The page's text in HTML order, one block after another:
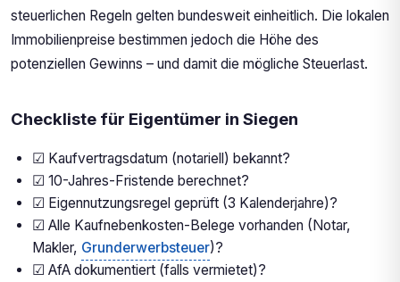
steuerlichen Regeln gelten bundesweit einheitlich. Die lokalen
Immobilienpreise bestimmen jedoch die Höhe des
potenziellen Gewinns – und damit die mögliche Steuerlast.
Checkliste für Eigentümer in Siegen
☑ Kaufvertragsdatum (notariell) bekannt?
☑ 10-Jahres-Fristende berechnet?
☑ Eigennutzungsregel geprüft (3 Kalenderjahre)?
☑ Alle Kaufnebenkosten-Belege vorhanden (Notar,
Makler, Grunderwerbsteuer)?
☑ AfA dokumentiert (falls vermietet)?